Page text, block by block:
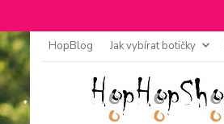
HopBlog Jak vybírat botičky